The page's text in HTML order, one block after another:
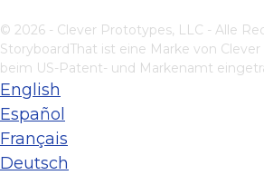
© 2026 - Clever Prototypes, LLC - Alle
StoryboardThat ist eine Marke von
beim US-Patent- und Markenamt
English
Español
Français
Deutsch